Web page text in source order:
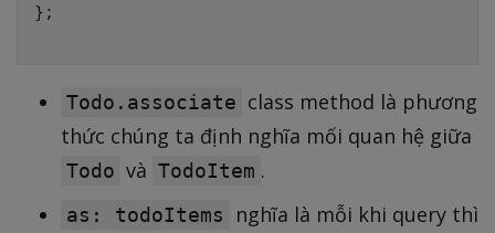
};
Todo.associate class method là phương
thức chúng ta định nghĩa mối quan hệ giữa
Todo và TodoItem .
as: todoItems
nghĩa là mỗi khi query thì